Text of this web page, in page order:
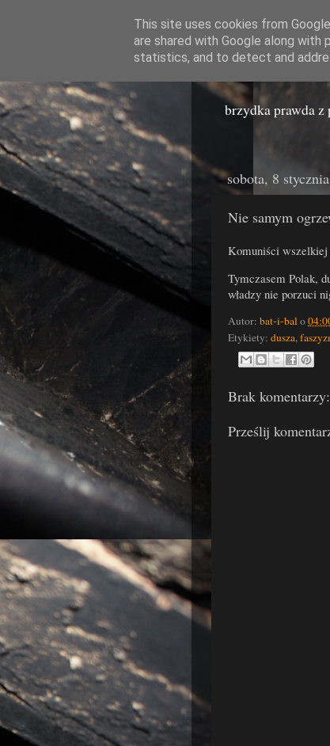
brzydka prawda
sobota, 8
Nie samym
Komuniści wszelkiej
Tymczasem Polak,
władzy nie porzuci
Autor: bat-i-balo
Etykiety: dusza,
Brak komentarzy:
Prześlij
This site uses cookies from
are shared with Google along
statistics, and to detect and